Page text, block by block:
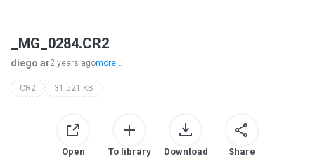
_MG_0284.CR2
diego ar2 years agomore...
CR2 31,521 KB
Open To library Download Share